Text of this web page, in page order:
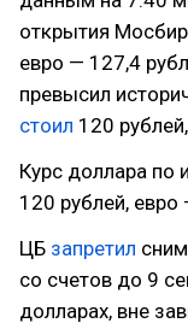
открытия
евро — 127,4
превысил
стоил 120
Курс доллара по
120 рублей, евро
ЦБ запретил
со счетов до 9
долларах, вне